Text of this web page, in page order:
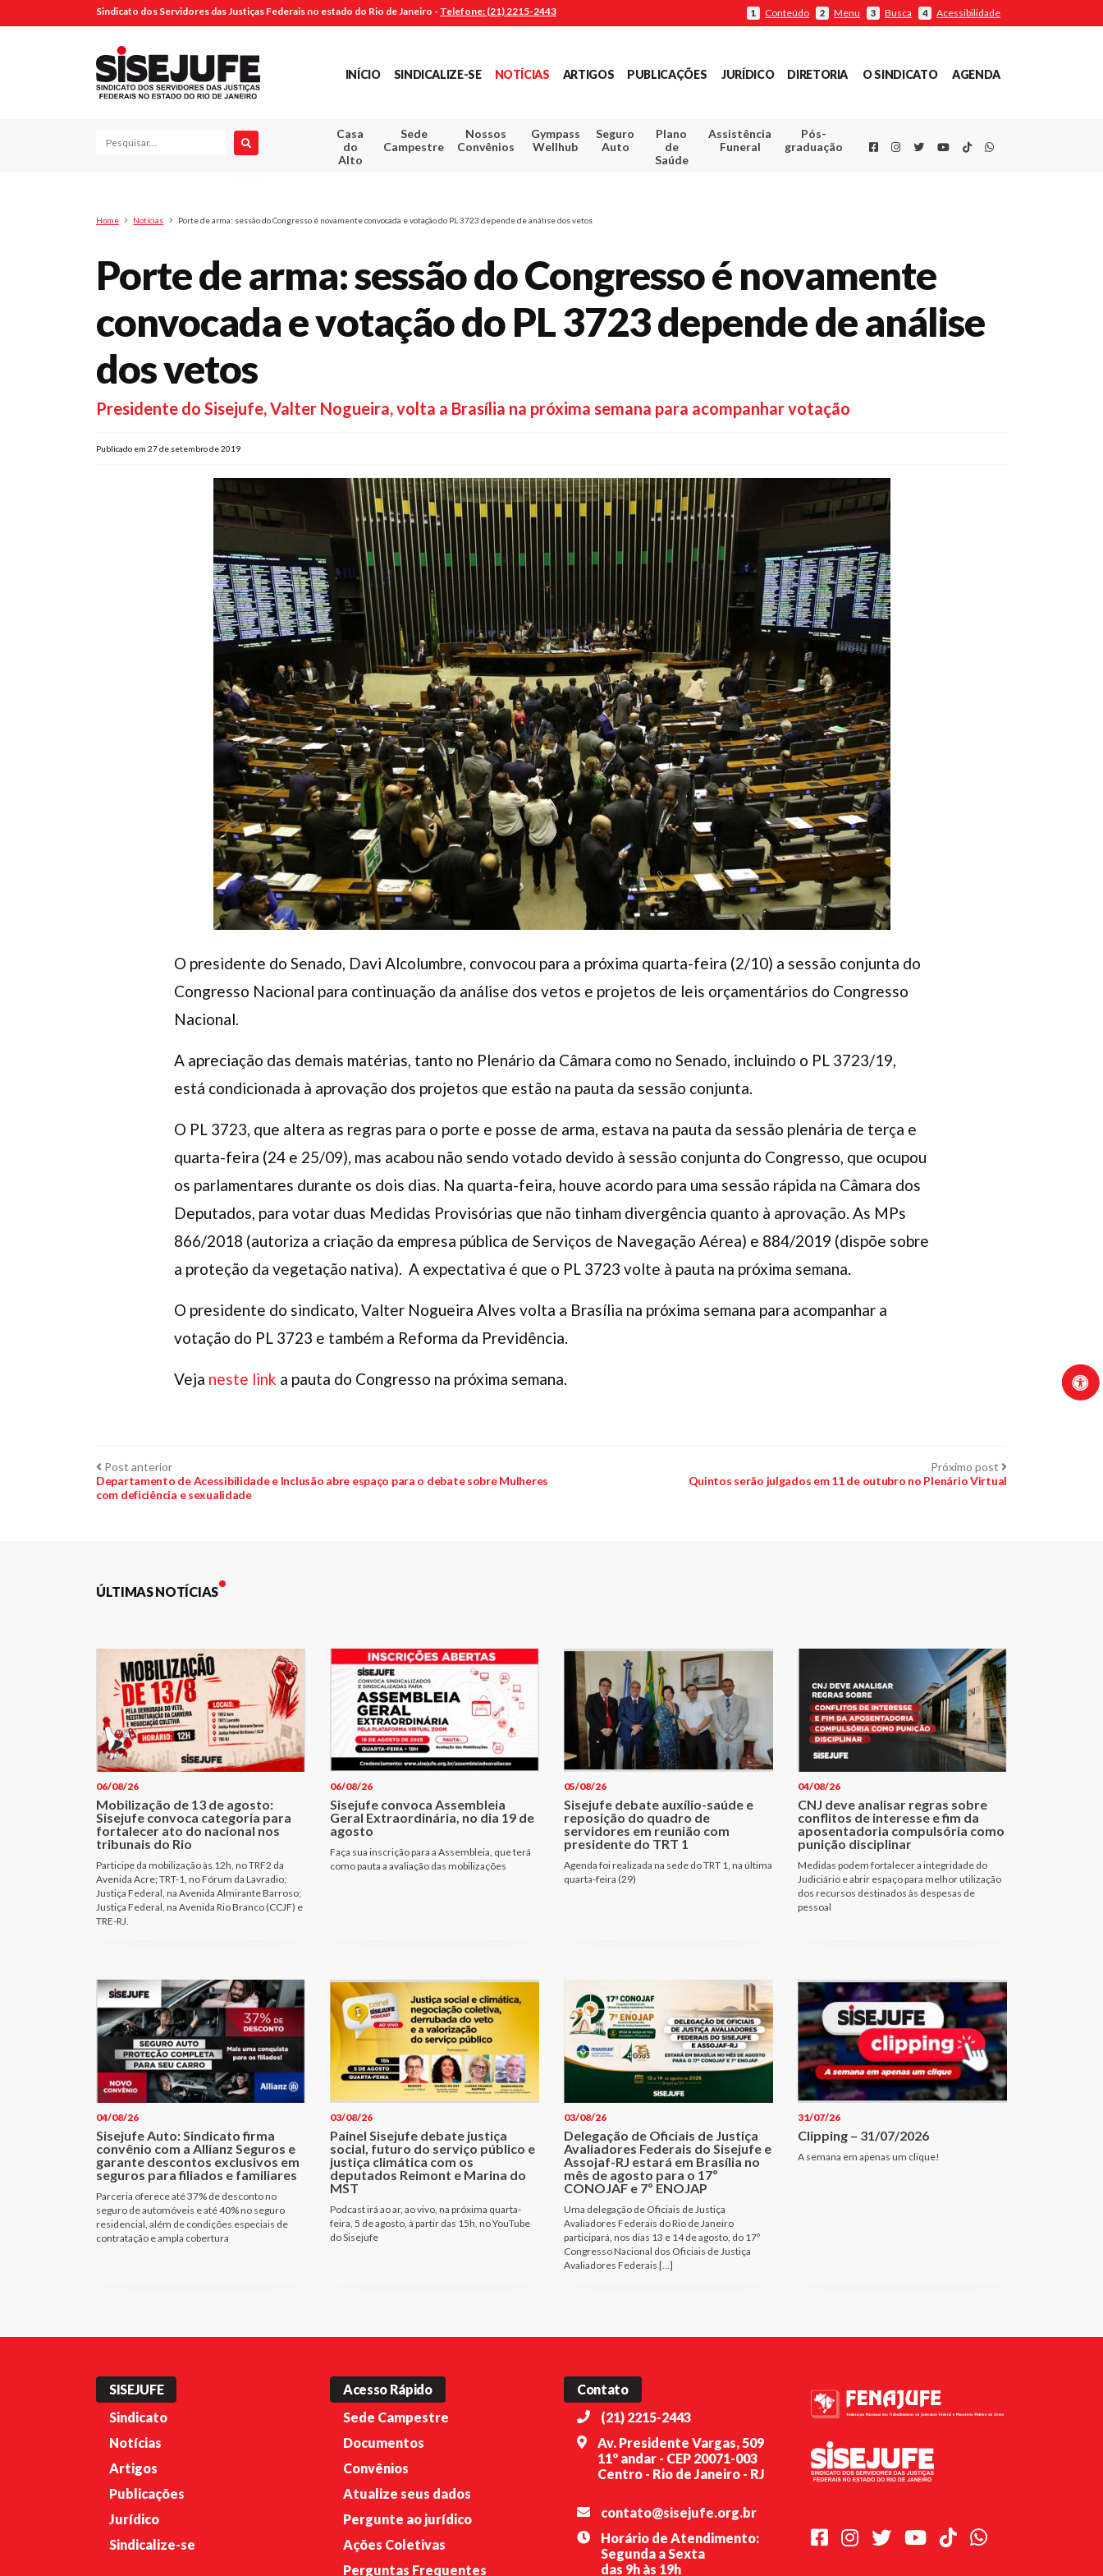
Sindicato dos Servidores das Justiças Federais no estado do Rio de Janeiro - Telefone: (21) 2215-2443 1 Conteúdo 2 Menu 3 Busca 4 Acessibilidade
INÍCIO SINDICALIZE-SE NOTÍCIAS ARTIGOS PUBLICAÇÕES JURÍDICO DIRETORIA O SINDICATO AGENDA
Pesquisa
Casa
do
Alto
Sede
Campestre
Nossos
Convênios
Gympass
Wellhub
Seguro
Auto
Plano
de
Saúde
Assistência
Funeral
Pós-
graduação
FacebookInstagram
TwitterYoutube
TikTokWhatsapp
Home Notícias Porte de arma: sessão do Congresso é novamente convocada e votação do PL 3723 depende de análise dos vetos
Porte de arma: sessão do Congresso é novamente
convocada e votação do PL 3723 depende de análise
dos vetos
Presidente do Sisejufe, Valter Nogueira, volta a Brasília na próxima semana para acompanhar votação
Publicado em 27 de setembro de 2019
O presidente do Senado, Davi Alcolumbre, convocou para a próxima quarta-feira (2/10) a sessão conjunta do
Congresso Nacional para continuação da análise dos vetos e projetos de leis orçamentários do Congresso
Nacional.
A apreciação das demais matérias, tanto no Plenário da Câmara como no Senado, incluindo o PL 3723/19,
está condicionada à aprovação dos projetos que estão na pauta da sessão conjunta.
O PL 3723, que altera as regras para o porte e posse de arma, estava na pauta da sessão plenária de terça e
quarta-feira (24 e 25/09), mas acabou não sendo votado devido à sessão conjunta do Congresso, que ocupou
os parlamentares durante os dois dias. Na quarta-feira, houve acordo para uma sessão rápida na Câmara dos
Deputados, para votar duas Medidas Provisórias que não tinham divergência quanto à aprovação. As MPs
866/2018 (autoriza a criação da empresa pública de Serviços de Navegação Aérea) e 884/2019 (dispõe sobre
a proteção da vegetação nativa). A expectativa é que o PL 3723 volte à pauta na próxima semana.
O presidente do sindicato, Valter Nogueira Alves volta a Brasília na próxima semana para acompanhar a
votação do PL 3723 e também a Reforma da Previdência.
Veja neste link a pauta do Congresso na próxima semana.
Navegação
de
Post anteriorPost
anterior:
Departamento de Acessibilidade e Inclusão abre espaço para o debate sobre Mulheres
com deficiência e sexualidade
Próximo post Próximo
Quintos serão julgados em 11 de outubro no Plenário Virtual
ÚLTIMAS NOTÍCIAS
06/08/26
Mobilização de 13 de agosto:
Sisejufe convoca categoria para
fortalecer ato do nacional nos
tribunais do Rio
Participe da mobilização às 12h, no TRF2 da
Avenida Acre; TRT-1, no Fórum da Lavradio;
Justiça Federal, na Avenida Almirante Barroso;
Justiça Federal, na Avenida Rio Branco (CCJF) e
TRE-RJ.
06/08/26
Sisejufe convoca Assembleia
Geral Extraordinária, no dia 19 de
agosto
Faça sua inscrição para a Assembleia, que terá
como pauta a avaliação das mobilizações
05/08/26
Sisejufe debate auxílio-saúde e
reposição do quadro de
servidores em reunião com
presidente do TRT 1
Agenda foi realizada na sede do TRT 1, na última
quarta-feira (29)
04/08/26
CNJ deve analisar regras sobre
conflitos de interesse e fim da
aposentadoria compulsória como
punição disciplinar
Medidas podem fortalecer a integridade do
Judiciário e abrir espaço para melhor utilização
dos recursos destinados às despesas de
pessoal
04/08/26
Sisejufe Auto: Sindicato firma
convênio com a Allianz Seguros e
garante descontos exclusivos em
seguros para filiados e familiares
Parceria oferece até 37% de desconto no
seguro de automóveis e até 40% no seguro
residencial, além de condições especiais de
contratação e ampla cobertura
03/08/26
Painel Sisejufe debate justiça
social, futuro do serviço público e
justiça climática com os
deputados Reimont e Marina do
MST
Podcast irá ao ar, ao vivo, na próxima quarta-
feira, 5 de agosto, à partir das 15h, no YouTube
do Sisejufe
03/08/26
Delegação de Oficiais de Justiça
Avaliadores Federais do Sisejufe e
Assojaf-RJ estará em Brasília no
mês de agosto para o 17º
CONOJAF e 7º ENOJAP
Uma delegação de Oficiais de Justiça
Avaliadores Federais do Rio de Janeiro
participará, nos dias 13 e 14 de agosto, do 17º
Congresso Nacional dos Oficiais de Justiça
Avaliadores Federais […]
31/07/26
Clipping – 31/07/2026
A semana em apenas um clique!
SISEJUFE
Sindicato
Notícias
Artigos
Publicações
Jurídico
Sindicalize-se
Acesso Rápido
Sede Campestre
Documentos
Convênios
Atualize seus dados
Pergunte ao jurídico
Ações Coletivas
Perguntas Frequentes
Contato
(21) 2215-2443
Av. Presidente Vargas, 509
11º andar - CEP 20071-003
Centro - Rio de Janeiro - RJ
contato@sisejufe.org.br
Horário de Atendimento:
Segunda a Sexta
das 9h às 19h
FacebookInstagram
TwitterYoutubeTikTokWhatsapp